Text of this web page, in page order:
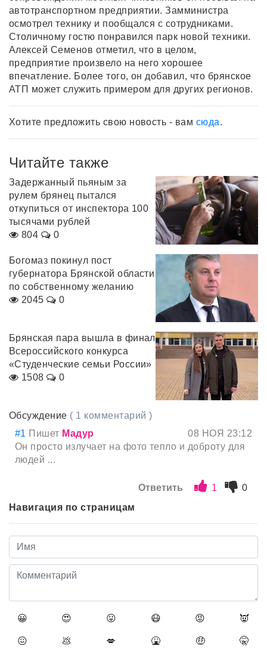
автотранспортном предприятии. Замминистра
осмотрел технику и пообщался с сотрудниками.
Столичному гостю понравился парк новой техники.
Алексей Семенов отметил, что в целом,
предприятие произвело на него хорошее
впечатление. Более того, он добавил, что брянское
АТП может служить примером для других регионов.
Хотите предложить свою новость - вам сюда.
Читайте также
Задержанный пьяным за
рулем брянец пытался
откупиться от инспектора 100
тысячами рублей
804
0
Богомаз покинул пост
губернатора Брянской области
по собственному желанию
2045
0
Брянская пара вышла в финал
Всероссийского конкурса
«Студенческие семьи России»
1508
0
Обсуждение ( 1 комментарий )
#1 Пишет Мадур
08 НОЯ 23:12
Он просто излучает на фото тепло и доброту для
людей ...
Ответить 1
0
Навигация по страницам
😀 😍 😛 😷 😡 👿
😖 💩 💋 🤮 🤑 🤫